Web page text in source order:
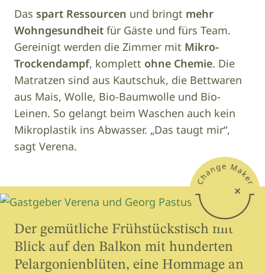
Das spart Ressourcen und bringt mehr
Wohngesundheit für Gäste und fürs Team.
Gereinigt werden die Zimmer mit Mikro-
Trockendampf, komplett ohne Chemie. Die
Matratzen sind aus Kautschuk, die Bettwaren
aus Mais, Wolle, Bio-Baumwolle und Bio-
Leinen. So gelangt beim Waschen auch kein
Mikroplastik ins Abwasser. „Das taugt mir“,
sagt Verena.
Der gemütliche Frühstückstisch mit
Blick auf den Balkon mit hunderten
Pelargonienblüten, eine Hommage an